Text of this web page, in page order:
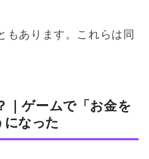
もあります。これらは同
｜ゲームで「お金を
なった